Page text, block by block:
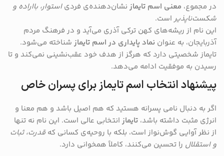
در مجموع، معنی اسم تایماز نشان‌دهنده‌ی فردیاستوار، بااراده و
شکست‌ناپذیراست.
این نام از ریشه‌های کهن ترکی آذری می‌آید و در فرهنگ مردم
آذربایجان، به عنوان نماد پایداری در اسم تایماز شناخته می‌شود.
تایماز شخصیتی دارد که هرگز از هدف خود عقب‌نشینی نمی‌کند و تا
رسیدن به موفقیت ادامه می‌دهد.
پیشنهاد انتخاب اسم تایماز برای پسران خاص
اگر به دنبال نامی پسرانه هستید که هم اصیل باشد و هم معنا و
انرژی مثبت داشته باشد، تایماز انتخابی عالی است. این نام نه تنها
از نظر آوایی گوش‌نواز است، بلکه با روحیه‌ی کسانی کهقدرت، ثبات
و استقلال را تحسین می‌کنند، کاملاً همخوانی دارد.